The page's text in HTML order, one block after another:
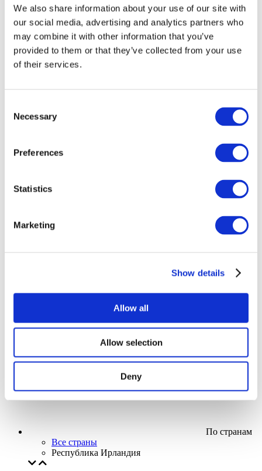
We also share information about your use of our site with
our social media, advertising and analytics partners who
may combine it with other information that you’ve
provided to them or that they’ve collected from your use
of their services.
Selection
Necessary
Preferences
Statistics
Marketing
Show details
Allow all
Allow selection
Deny
Творческий вечер
Наше спецпредложение
Применить
По странам
Все страны
Республика Ирландия